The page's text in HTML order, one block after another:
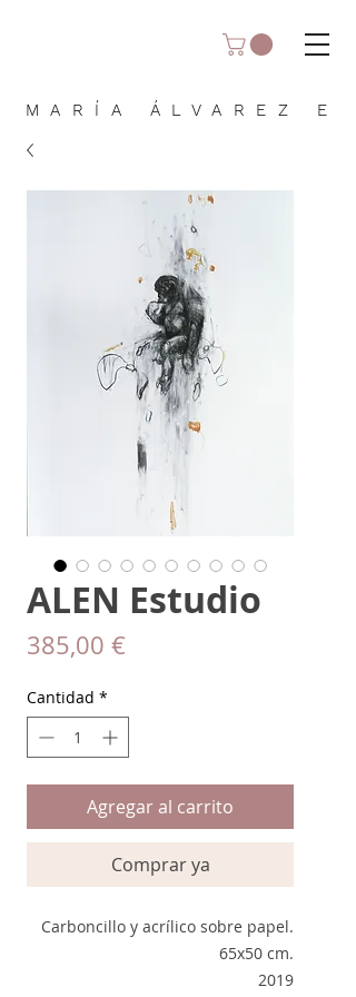
MARÍA ÁLVAREZ E
ALEN Estudio
385,00 €
Cantidad *
Agregar al carrito
Comprar ya
Carboncillo y acrílico sobre papel.
65x50 cm.
2019